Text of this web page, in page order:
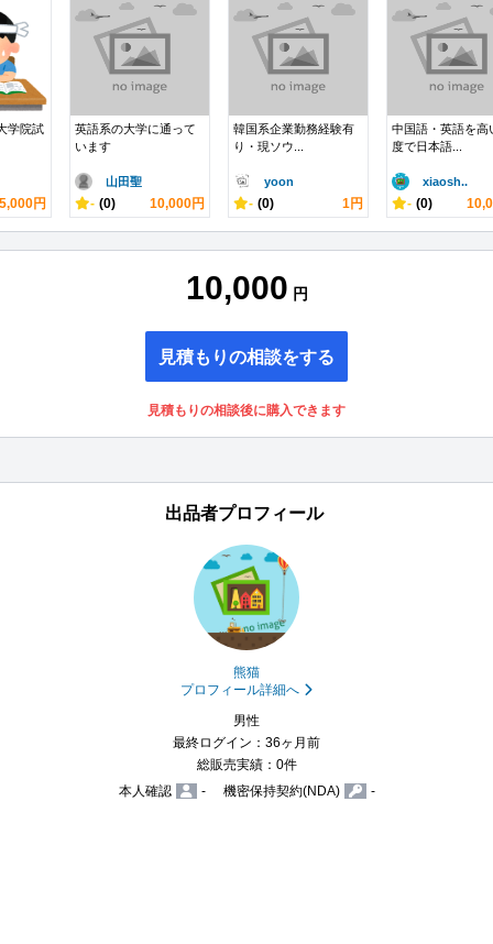
学院試
5,000円
英語系の大学に通って
います
山田聖
- (0) 10,000円
韓国系企業勤務経験有
り・現ソウ...
yoon
- (0) 1円
中国語・英語を高
度で日本語...
xiaosh..
- (0)
10,000 円
見積もりの相談をする
見積もりの相談後に購入できます
出品者プロフィール
熊猫
プロフィール詳細へ
男性
最終ログイン：36ヶ月前
総販売実績：0件
本人確認
- 機密保持契約(NDA) -